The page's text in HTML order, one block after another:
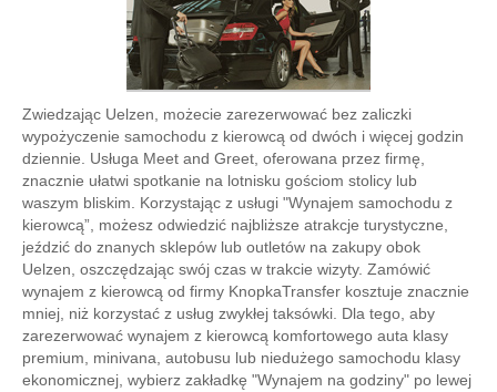
Zwiedzając Uelzen, możecie zarezerwować bez zaliczki
wypożyczenie samochodu z kierowcą od dwóch i więcej godzin
dziennie. Usługa Meet and Greet, oferowana przez firmę,
znacznie ułatwi spotkanie na lotnisku gościom stolicy lub
waszym bliskim. Korzystając z usługi "Wynajem samochodu z
kierowcą”, możesz odwiedzić najbliższe atrakcje turystyczne,
jeździć do znanych sklepów lub outletów na zakupy obok
Uelzen, oszczędzając swój czas w trakcie wizyty. Zamówić
wynajem z kierowcą od firmy KnopkaTransfer kosztuje znacznie
mniej, niż korzystać z usług zwykłej taksówki. Dla tego, aby
zarezerwować wynajem z kierowcą komfortowego auta klasy
premium, minivana, autobusu lub niedużego samochodu klasy
ekonomicznej, wybierz zakładkę "Wynajem na godziny" po lewej